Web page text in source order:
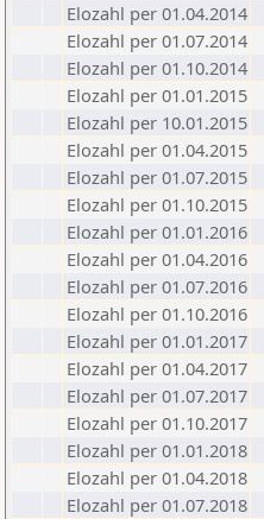
Elozahl per 01.04.2014
Elozahl per 01.07.2014
Elozahl per 01.10.2014
Elozahl per 01.01.2015
Elozahl per 10.01.2015
Elozahl per 01.04.2015
Elozahl per 01.07.2015
Elozahl per 01.10.2015
Elozahl per 01.01.2016
Elozahl per 01.04.2016
Elozahl per 01.07.2016
Elozahl per 01.10.2016
Elozahl per 01.01.2017
Elozahl per 01.04.2017
Elozahl per 01.07.2017
Elozahl per 01.10.2017
Elozahl per 01.01.2018
Elozahl per 01.04.2018
Elozahl per 01.07.2018